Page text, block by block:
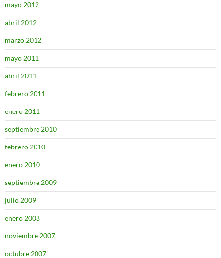
mayo 2012
abril 2012
marzo 2012
mayo 2011
abril 2011
febrero 2011
enero 2011
septiembre 2010
febrero 2010
enero 2010
septiembre 2009
julio 2009
enero 2008
noviembre 2007
octubre 2007